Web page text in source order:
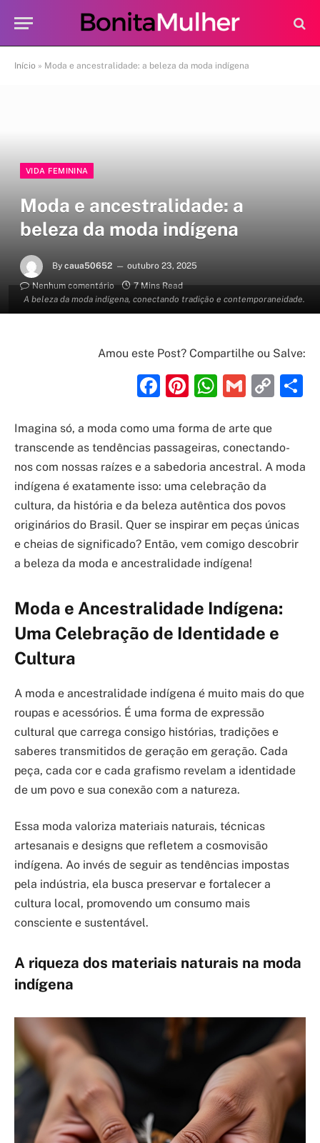
Início » Moda e ancestralidade: a beleza da moda indígena
A beleza da moda indígena, conectando tradição e contemporaneidade.
VIDA FEMININA
Moda e ancestralidade: a
beleza da moda indígena
By caua50652
outubro 23, 2025
Nenhum comentário
7 Mins Read
Amou este Post? Compartilhe ou Salve:
Facebook
Pinterest
Gmail
Imagina só, a moda como uma forma de arte que
transcende as tendências passageiras, conectando-
nos com nossas raízes e a sabedoria ancestral. A moda
indígena é exatamente isso: uma celebração da
cultura, da história e da beleza autêntica dos povos
originários do Brasil. Quer se inspirar em peças únicas
e cheias de significado? Então, vem comigo descobrir
a beleza da moda e ancestralidade indígena!
Moda e Ancestralidade Indígena:
Uma Celebração de Identidade e
Cultura
A moda e ancestralidade indígena é muito mais do que
roupas e acessórios. É uma forma de expressão
cultural que carrega consigo histórias, tradições e
saberes transmitidos de geração em geração. Cada
peça, cada cor e cada grafismo revelam a identidade
de um povo e sua conexão com a natureza.
Essa moda valoriza materiais naturais, técnicas
artesanais e designs que refletem a cosmovisão
indígena. Ao invés de seguir as tendências impostas
pela indústria, ela busca preservar e fortalecer a
cultura local, promovendo um consumo mais
consciente e sustentável.
A riqueza dos materiais naturais na moda
indígena